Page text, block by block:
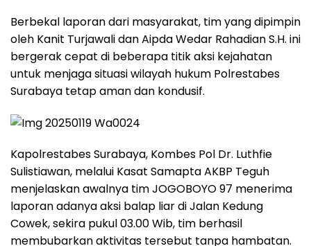
Berbekal laporan dari masyarakat, tim yang dipimpin
oleh Kanit Turjawali dan Aipda Wedar Rahadian S.H. ini
bergerak cepat di beberapa titik aksi kejahatan
untuk menjaga situasi wilayah hukum Polrestabes
Surabaya tetap aman dan kondusif.
Kapolrestabes Surabaya, Kombes Pol Dr. Luthfie
Sulistiawan, melalui Kasat Samapta AKBP Teguh
menjelaskan awalnya tim JOGOBOYO 97 menerima
laporan adanya aksi balap liar di Jalan Kedung
Cowek, sekira pukul 03.00 Wib, tim berhasil
membubarkan aktivitas tersebut tanpa hambatan.